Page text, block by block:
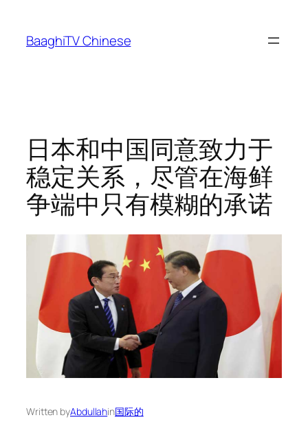
content
BaaghiTV Chinese
日本和中国同意致力于
稳定关系，尽管在海鲜
争端中只有模糊的承诺
Written byAbdullahin国际的